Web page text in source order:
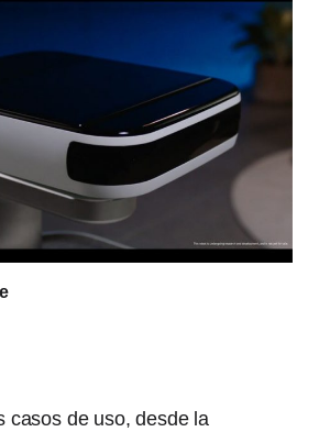
casos de uso, desde la